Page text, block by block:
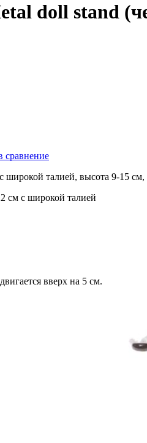
doll stand
сравнение
широкой талией, высота 9-15
см с широкой талией
вверх на 5 см.